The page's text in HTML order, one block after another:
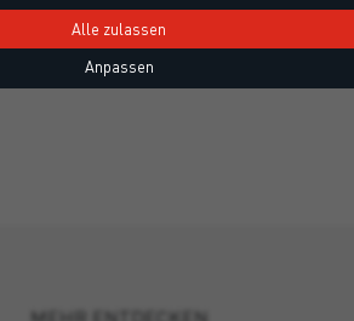
Alle zulassen
Anpassen